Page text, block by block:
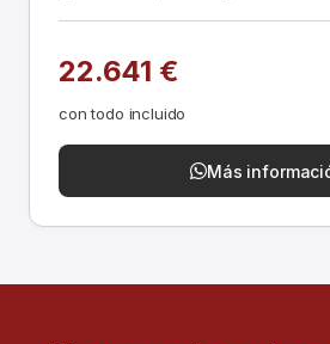
22.641 €
con todo incluido
Más